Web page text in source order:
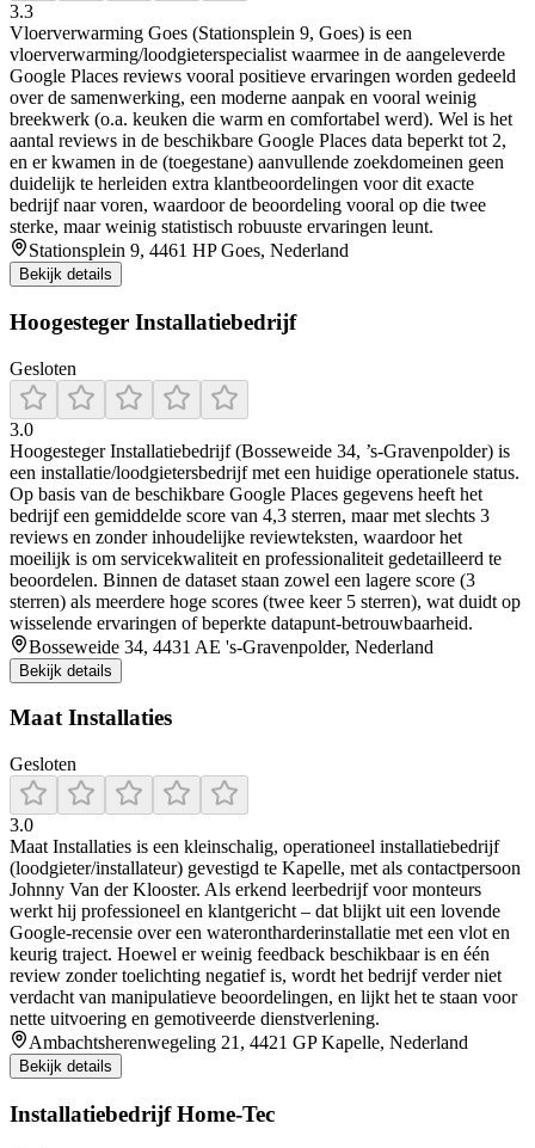
3.3
Vloerverwarming Goes (Stationsplein 9, Goes) is een
vloerverwarming/loodgieterspecialist waarmee in de aangeleverde
Google Places reviews vooral positieve ervaringen worden gedeeld
over de samenwerking, een moderne aanpak en vooral weinig
breekwerk (o.a. keuken die warm en comfortabel werd). Wel is het
aantal reviews in de beschikbare Google Places data beperkt tot 2,
en er kwamen in de (toegestane) aanvullende zoekdomeinen geen
duidelijk te herleiden extra klantbeoordelingen voor dit exacte
bedrijf naar voren, waardoor de beoordeling vooral op die twee
sterke, maar weinig statistisch robuuste ervaringen leunt.
Stationsplein 9, 4461 HP Goes, Nederland
Bekijk details
Hoogesteger Installatiebedrijf
Gesloten
3.0
Hoogesteger Installatiebedrijf (Bosseweide 34, ’s-Gravenpolder) is
een installatie/loodgietersbedrijf met een huidige operationele status.
Op basis van de beschikbare Google Places gegevens heeft het
bedrijf een gemiddelde score van 4,3 sterren, maar met slechts 3
reviews en zonder inhoudelijke reviewteksten, waardoor het
moeilijk is om servicekwaliteit en professionaliteit gedetailleerd te
beoordelen. Binnen de dataset staan zowel een lagere score (3
sterren) als meerdere hoge scores (twee keer 5 sterren), wat duidt op
wisselende ervaringen of beperkte datapunt-betrouwbaarheid.
Bosseweide 34, 4431 AE 's-Gravenpolder, Nederland
Bekijk details
Maat Installaties
Gesloten
3.0
Maat Installaties is een kleinschalig, operationeel installatiebedrijf
(loodgieter/installateur) gevestigd te Kapelle, met als contactpersoon
Johnny Van der Klooster. Als erkend leerbedrijf voor monteurs
werkt hij professioneel en klantgericht – dat blijkt uit een lovende
Google-recensie over een waterontharderinstallatie met een vlot en
keurig traject. Hoewel er weinig feedback beschikbaar is en één
review zonder toelichting negatief is, wordt het bedrijf verder niet
verdacht van manipulatieve beoordelingen, en lijkt het te staan voor
nette uitvoering en gemotiveerde dienstverlening.
Ambachtsherenwegeling 21, 4421 GP Kapelle, Nederland
Bekijk details
Installatiebedrijf Home-Tec